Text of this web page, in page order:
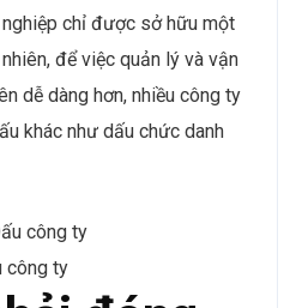
chỉ được sở hữu một
để việc quản lý và vận
dễ dàng hơn, nhiều công ty
khác như dấu chức danh
công ty